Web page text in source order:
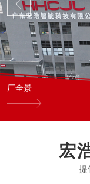
厂全景
宏
提